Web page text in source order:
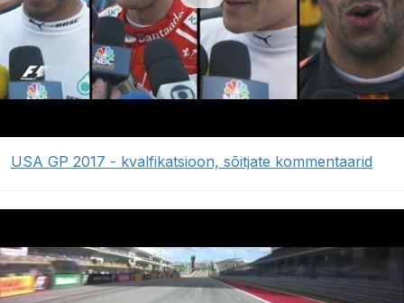
USA GP 2017 - kvalfikatsioon, sõitjate kommentaarid